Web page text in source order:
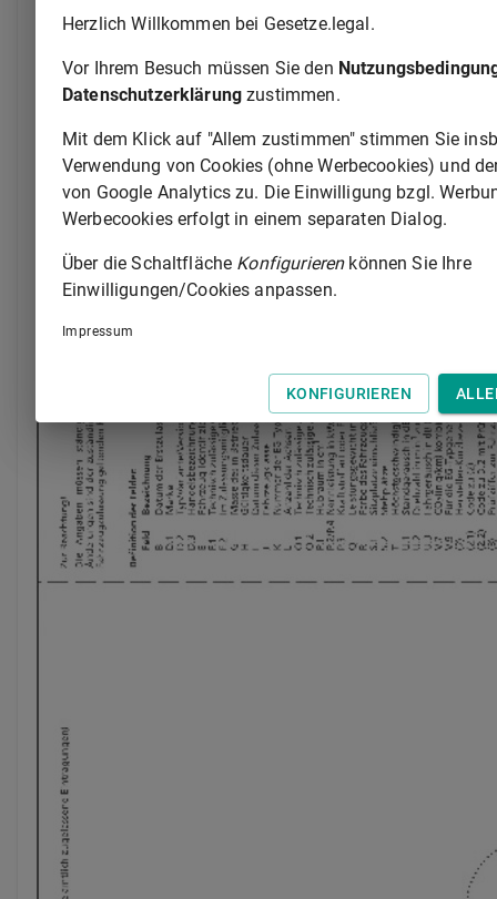
Herzlich Willkommen bei Gesetze.legal.
Vor Ihrem Besuch müssen Sie den
Datenschutzerklärung zustimmen.
Mit dem Klick auf "Allem zustimmen" stimmen Sie
Verwendung von Cookies (ohne Werbecookies) und
von Google Analytics zu. Die Einwilligung bzgl.
Werbecookies erfolgt in einem separaten Dialog.
Über die Schaltfläche Konfigurierenkönnen Sie Ihre
Einwilligungen/Cookies anpassen.
Impressum
KONFIGURIEREN